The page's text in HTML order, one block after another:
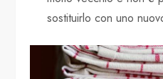
sostituirlo con uno